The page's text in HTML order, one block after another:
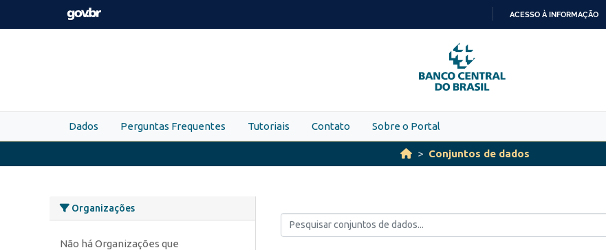
Skip to main content
PARA
O
CONTEÚDO
ACESSO À INFORMAÇÃO
Dados Perguntas Frequentes Tutoriais Contato Sobre o Portal
Conjuntos de dados
Organizações
Não há Organizações que